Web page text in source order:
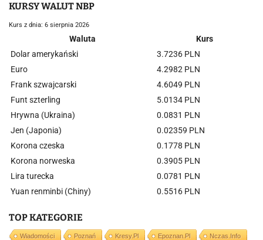
KURSY WALUT NBP
Kurs z dnia: 6 sierpnia 2026
Waluta
Kurs
Dolar amerykański
3.7236 PLN
Euro
4.2982 PLN
Frank szwajcarski
4.6049 PLN
Funt szterling
5.0134 PLN
Hrywna (Ukraina)
0.0831 PLN
Jen (Japonia)
0.02359 PLN
Korona czeska
0.1778 PLN
Korona norweska
0.3905 PLN
Lira turecka
0.0781 PLN
Yuan renminbi (Chiny)
0.5516 PLN
TOP KATEGORIE
Wiadomości Poznań Kresy.pl Epoznan.pl Nczas.info